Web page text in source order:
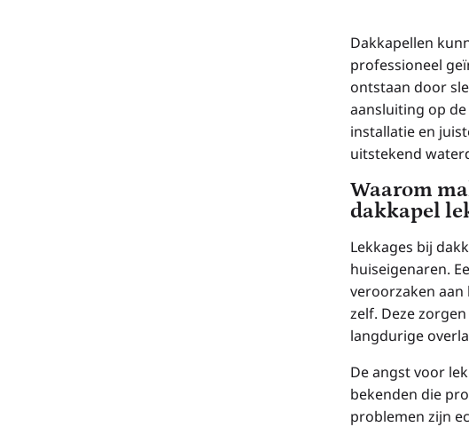
Dakkapellen
professioneel
ontstaan door
aansluiting op
installatie en
uitstekend
Waarom
dakkapel
Lekkages bij
huiseigenaren.
veroorzaken
zelf. Deze
langdurige
De angst voor
bekenden die
problemen zijn